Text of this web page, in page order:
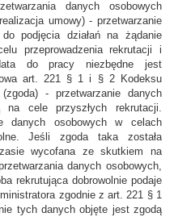
danych osobowych
umowy) - przetwarzanie
podjęcia działań na żądanie
przeprowadzenia rekrutacji i
do pracy niezbędne jest
art. 221 § 1 i § 2 Kodeksu
- przetwarzanie danych
cele przyszłych rekrutacji.
danych osobowych w celach
Jeśli zgoda taka została
wycofana ze skutkiem na
danych osobowych,
rekrutująca dobrowolnie podaje
zgodnie z art. 221 § 1
tych danych objęte jest zgodą